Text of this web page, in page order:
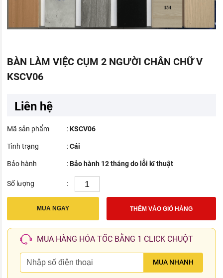
BÀN LÀM VIỆC CỤM 2 NGƯỜI CHÂN CHỮ V
KSCV06
Liên hệ
Mã sản phẩm :KSCV06
Tình trạng :Cái
Bảo hành :Bảo hành 12 tháng do lỗi kĩ thuật
Số lượng :
MUA NGAY THÊM VÀO GIỎ HÀNG
MUA HÀNG HỎA TỐC BẰNG 1 CLICK CHUỘT
MUA NHANH